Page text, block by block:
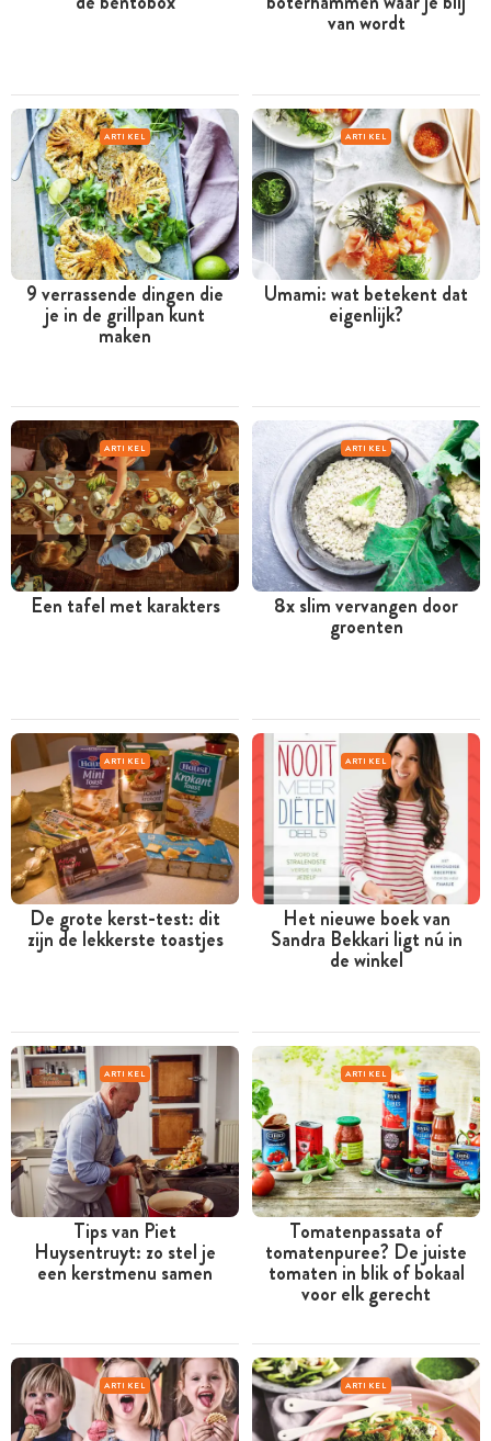
van wordt
ARTIKEL
9 verrassende dingen die
je in de grillpan kunt
maken
ARTIKEL
Umami: wat betekent dat
eigenlijk?
ARTIKEL
Een tafel met karakters
ARTIKEL
8x slim vervangen door
groenten
ARTIKEL
De grote kerst-test: dit
zijn de lekkerste toastjes
ARTIKEL
Het nieuwe boek van
Sandra Bekkari ligt nú in
de winkel
ARTIKEL
Tips van Piet
Huysentruyt: zo stel je
een kerstmenu samen
ARTIKEL
Tomatenpassata of
tomatenpuree? De juiste
tomaten in blik of bokaal
voor elk gerecht
ARTIKEL ARTIKEL